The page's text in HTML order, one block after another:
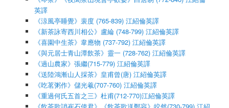
英譯
《涼風亭睡覺》裴度 (765-839) 江紹倫英譯
《新茶詠寄西川相公》盧綸 (748-799) 江紹倫英譯
《喜園中生茶》韋應物 (737-792) 江紹倫英譯
《與元居士青山潭飲茶》靈一 (728-762) 江紹倫英譯
《過山農家》張繼(715-779) 江紹倫英譯
《送陸鴻漸山人採茶》皇甫曾(唐) 江紹倫英譯
《吃茗粥作》儲光羲(707-760) 江紹倫英譯
《重過何氏五首之三》杜甫(712-770)江紹倫英譯